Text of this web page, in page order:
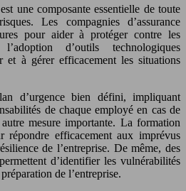
une composante essentielle de toute
Les compagnies d’assurance
pour aider à protéger contre les
d’outils technologiques
et à gérer efficacement les situations
d’urgence bien défini, impliquant
de chaque employé en cas de
mesure importante. La formation
répondre efficacement aux imprévus
de l’entreprise. De même, des
d’identifier les vulnérabilités
de l’entreprise.